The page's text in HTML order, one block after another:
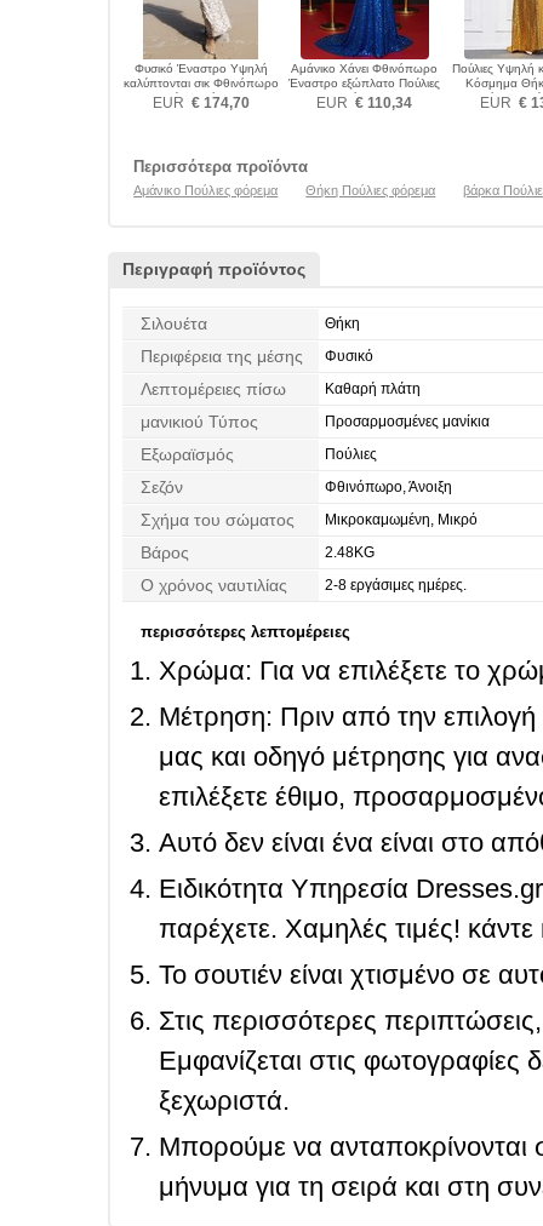
Φυσικό Έναστρο Υψηλή
καλύπτονται σικ Φθινόπωρο
Πούλιες φόρεμα
EUR € 174,70
Αμάνικο Χάνει Φθινόπωρο
Έναστρο εξώπλατο Πούλιες
φόρεμα
EUR € 110,34
Πούλιες Υψηλή
Κόσμημα
πατωμάτων
EUR €
Περισσότερα προϊόντα
Αμάνικο Πούλιες φόρεμα Θήκη Πούλιες φόρεμα βάρκα
Περιγραφή προϊόντος
Σιλουέτα Θήκη
Περιφέρεια της μέσης Φυσικό
Λεπτομέρειες πίσω Καθαρή πλάτη
μανικιού Τύπος Προσαρμοσμένες μανίκια
Εξωραϊσμός Πούλιες
Σεζόν Φθινόπωρο, Άνοιξη
Σχήμα του σώματος Μικροκαμωμένη, Μικρό
Βάρος 2.48KG
Ο χρόνος ναυτιλίας 2-8 εργάσιμες ημέρες.
περισσότερες λεπτομέρειες
Χρώμα: Για να επιλέξετε το
Μέτρηση: Πριν από την
μας και οδηγό μέτρησης για
επιλέξετε έθιμο,
Αυτό δεν είναι ένα είναι στο
Ειδικότητα Υπηρεσία
παρέχετε. Χαμηλές τιμές! κάντε
Το σουτιέν είναι χτισμένο σε
Στις περισσότερες
Εμφανίζεται στις φωτογραφίες
ξεχωριστά.
Μπορούμε να ανταποκρίνονται
μήνυμα για τη σειρά και στη